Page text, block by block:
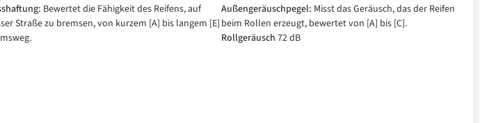
Bewertet die Fähigkeit des Reifens, auf
Straße zu bremsen, von kurzem [A] bis langem [E]
Außengeräuschpegel: Misst das Geräusch, das der Reifen
beim Rollen erzeugt, bewertet von [A] bis [C].
Rollgeräusch 72 dB